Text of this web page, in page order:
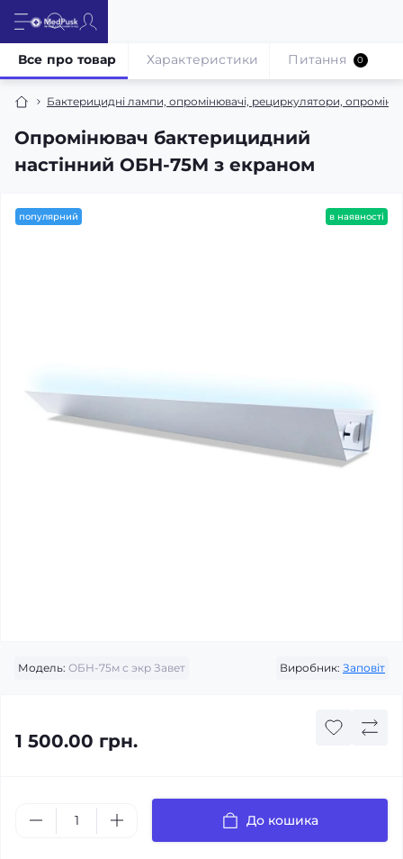
Бактерицидні лампи, опромінювачі, рециркулятори,
Опромінювач бактерицидний
настінний ОБН-75М з екраном
Все про товар Характеристики Питання 0
популярний в наявності
Модель: ОБН-75м с экр Завет Виробник: Заповіт
1 500.00 грн.
До кошика